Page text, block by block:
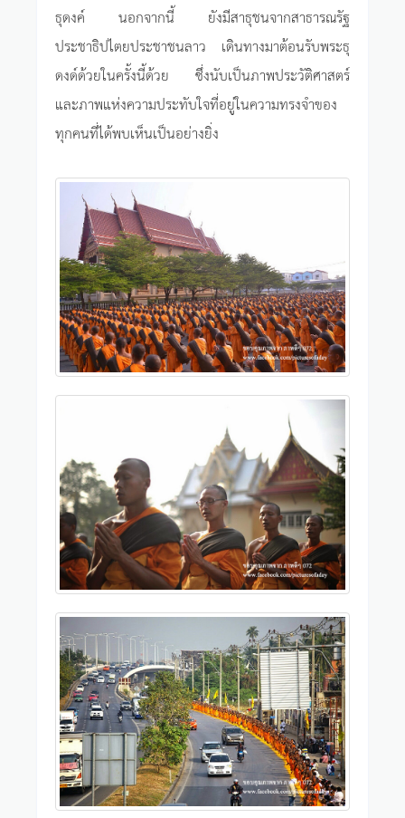
ธุดงค์ นอกจากนี้ ยังมีสาธุชนจากสาธารณรัฐ
ประชาธิปไตยประชาชนลาว เดินทางมาต้อนรับพระธุ
ดงด์ด้วยในครั้งนี้ด้วย ซึ่งนับเป็นภาพประวัติศาสตร์
และภาพแห่งความประทับใจที่อยู่ในความทรงจำของ
ทุกคนที่ได้พบเห็นเป็นอย่างยิ่ง